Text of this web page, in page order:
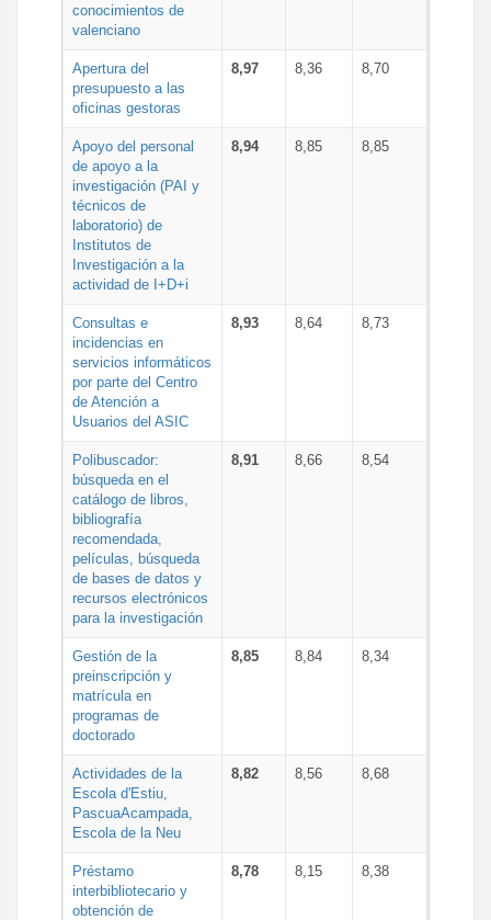
conocimientos de
valenciano
Apertura del
presupuesto a las
oficinas gestoras
8,97 8,36 8,70
Apoyo del personal
de apoyo a la
investigación (PAI y
técnicos de
laboratorio) de
Institutos de
Investigación a la
actividad de I+D+i
8,94 8,85 8,85
Consultas e
incidencias en
servicios informáticos
por parte del Centro
de Atención a
Usuarios del ASIC
8,93 8,64 8,73
Polibuscador:
búsqueda en el
catálogo de libros,
bibliografía
recomendada,
películas, búsqueda
de bases de datos y
recursos electrónicos
para la investigación
8,91 8,66 8,54
Gestión de la
preinscripción y
matrícula en
programas de
doctorado
8,85 8,84 8,34
Actividades de la
Escola d'Estiu,
PascuaAcampada,
Escola de la Neu
8,82 8,56 8,68
Préstamo
interbibliotecario y
obtención de
8,78 8,15 8,38